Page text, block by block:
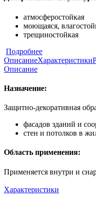
атмосферостойкая
моющаяся,
трещиностойкая
Подробнее
ОписаниеХарактеристики
Описание
Назначение:
Защитно-декоративная
фасадов зданий и
стен и потолков в
Область применения:
Применяется внутри и
Характеристики